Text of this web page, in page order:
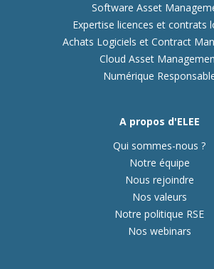
Software Asset
Expertise licences et contrats
Achats Logiciels et Contract
Cloud Asset
Numérique
A propos d'ELEE
Qui sommes-nous ?
Notre équipe
Nous rejoindre
Nos valeurs
Notre politique RSE
Nos webinars